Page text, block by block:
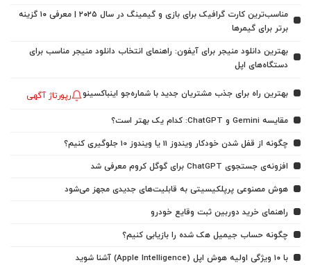
مناسب‌ترین کارت گرافیک برای بازی و گیمینگ در سال ۲۰۲۵ | معرفی ۱۰ گزینه
برتر برای گیمرها
بهترین دانلود منیجر برای آیفون: راهنمای انتخاب دانلود منیجر مناسب برای
دستگاه‌های اپل
بهترین راه برای جذب مشتریان جدید با شماره‌جو اینباکسینو رپورتاژ آگهی
مقایسه Gemini و ChatGPT: کدام یک بهتر است؟
چگونه از قفل شدن خودکار ویندوز 11 یا ویندوز 10 جلوگیری کنیم؟
افزونه‌ی جستجوی ChatGPT برای گوگل کروم معرفی شد
هوش مصنوعی پرپلکیسیتی به قابلیت‌های جدیدی مجهز می‌شود
راهنمای خرید دوربین ثبت وقایع خودرو
چگونه حساب جیمیل هک شده را بازیابی کنیم؟
با ۱۰ ویژگی اولیه هوش اپل (Apple Intelligence) آشنا شوید